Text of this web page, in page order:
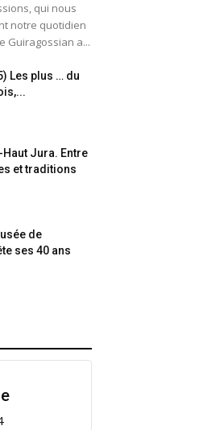
qui nous
notre quotidien
Guiragossian a...
Les plus … du
Jura. Entre
et traditions
de
ses 40 ans